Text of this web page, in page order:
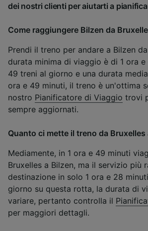
dei nostri clienti per aiutarti a
Come raggiungere Bilzen da
Prendi il treno per andare a Bilzen
durata minima di viaggio è di 1 ora
49 treni al giorno e una durata
ora e 49 minuti, il treno è un'ottima
nostro Pianificatore di Viaggio trovi
sempre aggiornati.
Quanto ci mette il treno da Bruxelles
Mediamente, in 1 ora e 49 minuti
Bruxelles a Bilzen, ma il servizio più
destinazione in solo 1 ora e 28
giorno su questa rotta, la durata di
variare, pertanto controlla il
per maggiori dettagli.